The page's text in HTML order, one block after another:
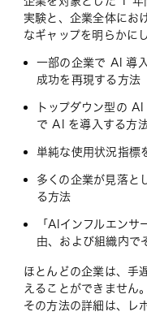
実験と、企業全体にお
なギャップを明らかに
一部の企業で AI 導
成功を再現する方法
トップダウン型の
で AI を導入する方
単純な使用状況指標
多くの企業が見落と
る方法
「AIインフルエン
由、および組織内で
ほとんどの企業は、手
えることができません
その方法の詳細は、レ